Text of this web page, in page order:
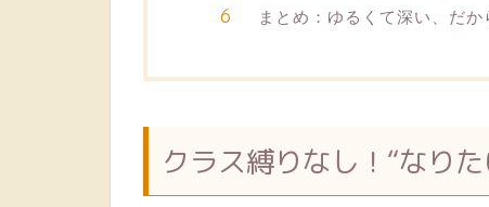
まとめ：ゆるくて深い、だか
クラス縛りなし！“なり